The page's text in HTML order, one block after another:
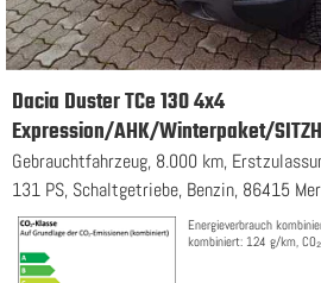
Dacia Duster TCe 130 4x4
Expression/AHK/Winterpaket/
Gebrauchtfahrzeug, 8.000 km,
131 PS, Schaltgetriebe, Benzin, 86415
Energieverbrauch
kombiniert: 124 g/km,